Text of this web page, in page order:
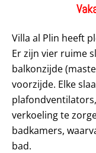
Villa al Plin heeft
Er zijn vier ruime
balkonzijde
voorzijde. Elke
verkoeling te
badkamers,
bad.